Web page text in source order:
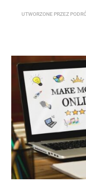
UTWORZONE PRZEZ